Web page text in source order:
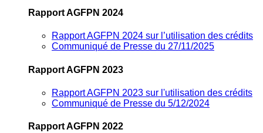
Rapport AGFPN 2024
Rapport AGFPN 2024 sur l’utilisation des crédits
Communiqué de Presse du 27/11/2025
Rapport AGFPN 2023
Rapport AGFPN 2023 sur l'utilisation des crédits
Communiqué de Presse du 5/12/2024
Rapport AGFPN 2022